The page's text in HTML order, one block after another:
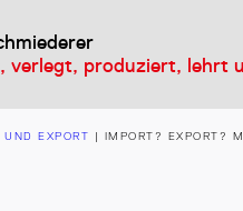
verlegt, produziert, lehrt
UND EXPORT | IMPORT? EXPORT?